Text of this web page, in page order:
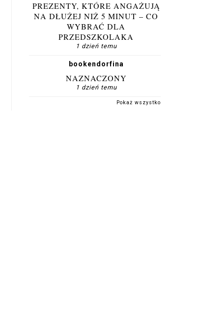
PREZENTY, KTÓRE ANGAŻUJĄ
NA DŁUŻEJ NIŻ 5 MINUT – CO
WYBRAĆ DLA
PRZEDSZKOLAKA
1 dzień temu
bookendorfina
NAZNACZONY
1 dzień temu
Pokaż wszystko